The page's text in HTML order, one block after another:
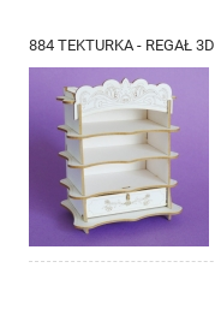
884 TEKTURKA - REGAŁ 3D